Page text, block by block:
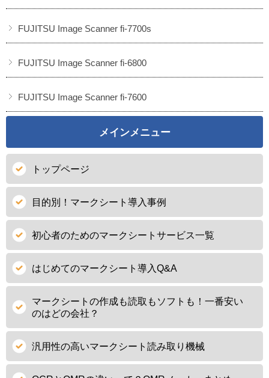
FUJITSU Image Scanner fi-7700s
FUJITSU Image Scanner fi-6800
FUJITSU Image Scanner fi-7600
メインメニュー
トップページ
目的別！マークシート導入事例
初心者のためのマークシートサービス一覧
はじめてのマークシート導入Q&A
マークシートの作成も読取もソフトも！一番安い
のはどの会社？
汎用性の高いマークシート読み取り機械